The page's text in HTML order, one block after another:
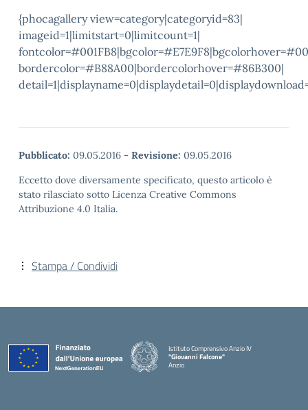
{phocagallery view=category|categoryid=83|
imageid=1|limitstart=0|limitcount=1|
bordercolor=#B88A00|bordercolorhover=#86B300|
Pubblicato: 09.05.2016 - Revisione: 09.05.2016
Eccetto dove diversamente specificato, questo articolo è
stato rilasciato sotto Licenza Creative Commons
Attribuzione 4.0 Italia.
Stampa / Condividi
Istituto Comprensivo Anzio IV
"Giovanni Falcone"
Anzio